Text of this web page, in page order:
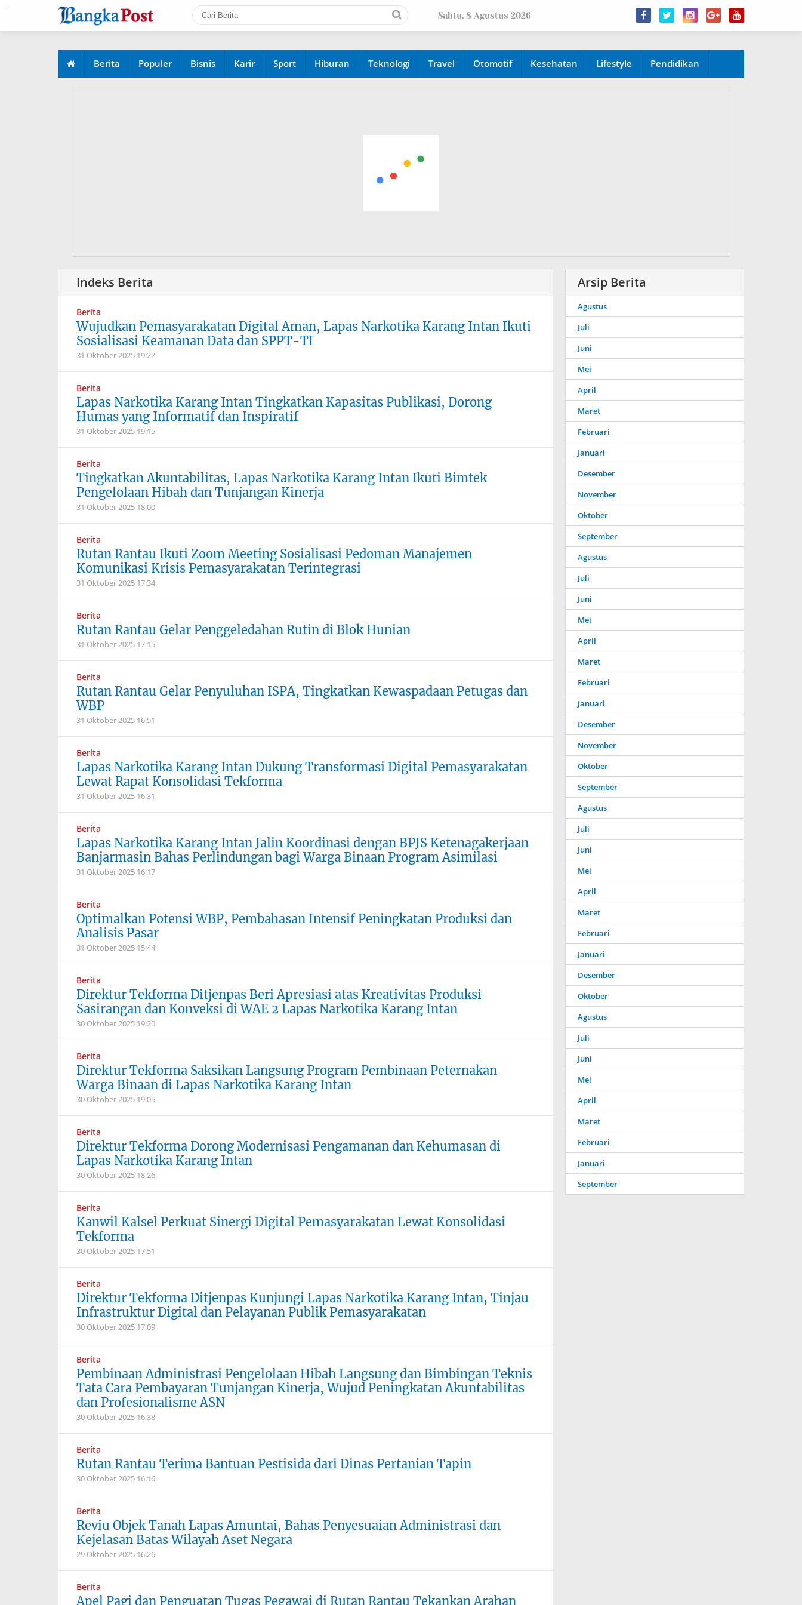
Sabtu, 8 Agustus 2026
Berita Populer Bisnis Karir Sport Hiburan Teknologi Travel Otomotif Kesehatan Lifestyle Pendidikan
Berita
Wujudkan Pemasyarakatan Digital Aman, Lapas Narkotika Karang Intan Ikuti
Sosialisasi Keamanan Data dan SPPT-TI
31 Oktober 2025 19:27
Berita
Lapas Narkotika Karang Intan Tingkatkan Kapasitas Publikasi, Dorong
Humas yang Informatif dan Inspiratif
31 Oktober 2025 19:15
Berita
Tingkatkan Akuntabilitas, Lapas Narkotika Karang Intan Ikuti Bimtek
Pengelolaan Hibah dan Tunjangan Kinerja
31 Oktober 2025 18:00
Berita
Rutan Rantau Ikuti Zoom Meeting Sosialisasi Pedoman Manajemen
Komunikasi Krisis Pemasyarakatan Terintegrasi
31 Oktober 2025 17:34
Berita
Rutan Rantau Gelar Penggeledahan Rutin di Blok Hunian
31 Oktober 2025 17:15
Berita
Rutan Rantau Gelar Penyuluhan ISPA, Tingkatkan Kewaspadaan Petugas dan
WBP
31 Oktober 2025 16:51
Berita
Lapas Narkotika Karang Intan Dukung Transformasi Digital Pemasyarakatan
Lewat Rapat Konsolidasi Tekforma
31 Oktober 2025 16:31
Berita
Lapas Narkotika Karang Intan Jalin Koordinasi dengan BPJS Ketenagakerjaan
Banjarmasin Bahas Perlindungan bagi Warga Binaan Program Asimilasi
31 Oktober 2025 16:17
Berita
Optimalkan Potensi WBP, Pembahasan Intensif Peningkatan Produksi dan
Analisis Pasar
31 Oktober 2025 15:44
Berita
Direktur Tekforma Ditjenpas Beri Apresiasi atas Kreativitas Produksi
Sasirangan dan Konveksi di WAE 2 Lapas Narkotika Karang Intan
30 Oktober 2025 19:20
Berita
Direktur Tekforma Saksikan Langsung Program Pembinaan Peternakan
Warga Binaan di Lapas Narkotika Karang Intan
30 Oktober 2025 19:05
Berita
Direktur Tekforma Dorong Modernisasi Pengamanan dan Kehumasan di
Lapas Narkotika Karang Intan
30 Oktober 2025 18:26
Berita
Kanwil Kalsel Perkuat Sinergi Digital Pemasyarakatan Lewat Konsolidasi
Tekforma
30 Oktober 2025 17:51
Berita
Direktur Tekforma Ditjenpas Kunjungi Lapas Narkotika Karang Intan, Tinjau
Infrastruktur Digital dan Pelayanan Publik Pemasyarakatan
30 Oktober 2025 17:09
Berita
Pembinaan Administrasi Pengelolaan Hibah Langsung dan Bimbingan Teknis
Tata Cara Pembayaran Tunjangan Kinerja, Wujud Peningkatan Akuntabilitas
dan Profesionalisme ASN
30 Oktober 2025 16:38
Berita
Rutan Rantau Terima Bantuan Pestisida dari Dinas Pertanian Tapin
30 Oktober 2025 16:16
Berita
Reviu Objek Tanah Lapas Amuntai, Bahas Penyesuaian Administrasi dan
Kejelasan Batas Wilayah Aset Negara
29 Oktober 2025 16:26
Berita
Apel Pagi dan Penguatan Tugas Pegawai di Rutan Rantau Tekankan Arahan
Arsip Berita
Agustus
Juli
Juni
Mei
April
Maret
Februari
Januari
Desember
November
Oktober
September
Agustus
Juli
Juni
Mei
April
Maret
Februari
Januari
Desember
November
Oktober
September
Agustus
Juli
Juni
Mei
April
Maret
Februari
Januari
Desember
Oktober
Agustus
Juli
Juni
Mei
April
Maret
Februari
Januari
September